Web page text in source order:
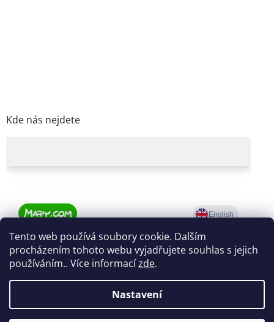
Tento web používá soubory cookie. Dalším
procházením tohoto webu vyjadřujete souhlas s jejich
používáním.. Více informacízde.
Nastavení
Kde nás nejdete
Vytvořil Shoptet